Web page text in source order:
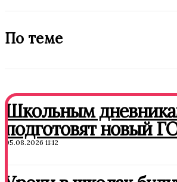
По теме
Школьным
подготовят новый
05.08.2026 11:12